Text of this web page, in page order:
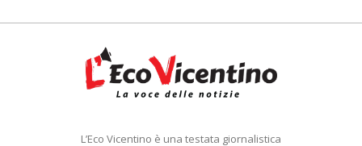
L’Eco Vicentino è una testata giornalistica